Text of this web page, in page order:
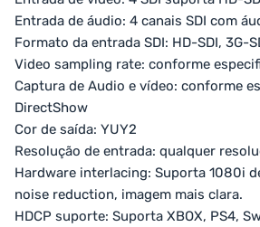
Entrada de áudio: 4 canais SDI com
Formato da entrada SDI: HD-SDI, 3G-
Video sampling rate: conforme
Captura de Audio e vídeo: conforme
DirectShow
Cor de saída: YUY2
Resolução de entrada: qualquer
Hardware interlacing: Suporta 1080i
noise reduction, imagem mais clara.
HDCP suporte: Suporta XBOX, PS4,